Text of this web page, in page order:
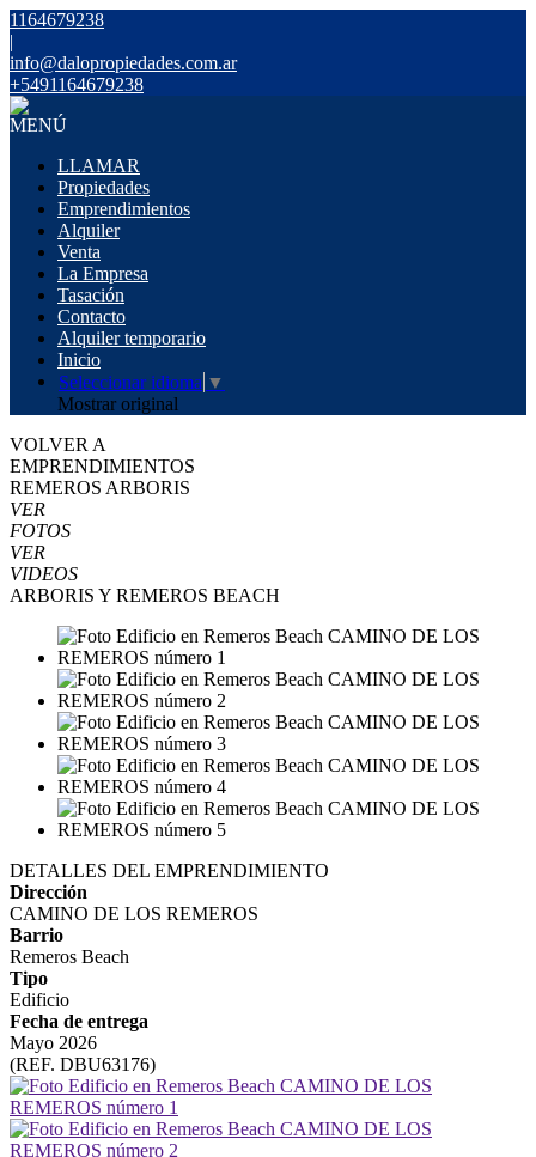
1164679238
|
info@dalopropiedades.com.ar
+5491164679238
MENÚ
LLAMAR
Propiedades
Emprendimientos
Alquiler
Venta
La Empresa
Tasación
Contacto
Alquiler temporario
Inicio
Seleccionar idioma ▼
Mostrar original
VOLVER A
EMPRENDIMIENTOS
REMEROS ARBORIS
VER
FOTOS
VER
VIDEOS
ARBORIS Y REMEROS BEACH
DETALLES DEL EMPRENDIMIENTO
Dirección
CAMINO DE LOS REMEROS
Barrio
Remeros Beach
Tipo
Edificio
Fecha de entrega
Mayo 2026
(REF. DBU63176)